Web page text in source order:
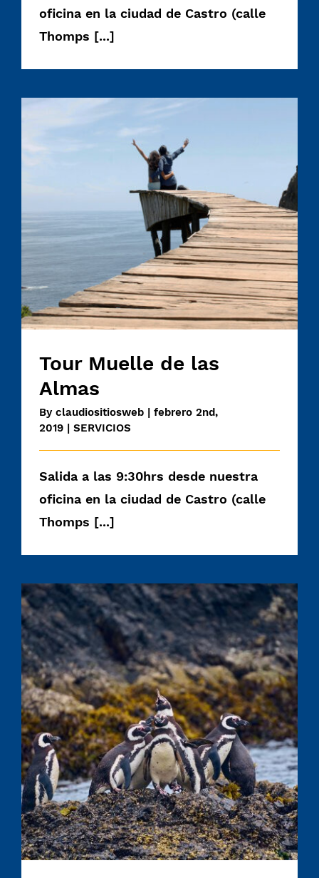
oficina en la ciudad de Castro (calle
Thomps [...]
Tour Muelle de las Almas
Tour Muelle de las
Almas
By claudiositiosweb | febrero 2nd,
2019 | SERVICIOS
Salida a las 9:30hrs desde nuestra
oficina en la ciudad de Castro (calle
Thomps [...]
Tour Pingüineras de Puñihuil y Ancud